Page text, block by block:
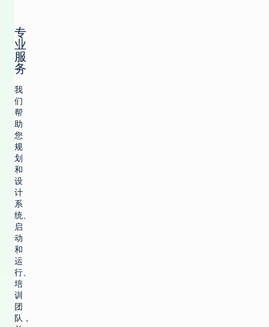
专
业
服
务
我
们
帮
助
您
规
划
和
设
计
系
统、
启
动
和
运
行、
培
训
团
队，